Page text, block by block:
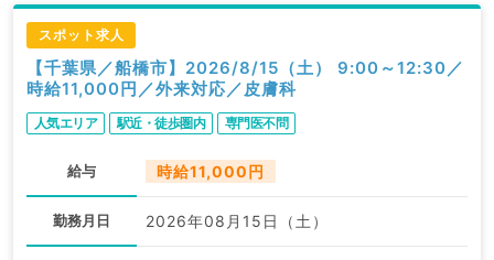
スポット求人
【千葉県／船橋市】2026/8/15（土） 9:00～12:30／
時給11,000円／外来対応／皮膚科
人気エリア 駅近・徒歩圏内 専門医不問
給与 時給11,000円
勤務月日 2026年08月15日（土）